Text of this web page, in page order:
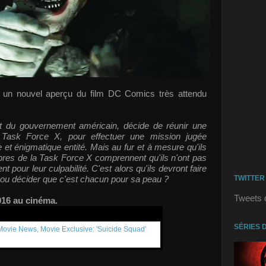
nouvel aperçu du film DC Comics très attendu
gouvernement américain, décide de réunir une
Force X, pour effectuer une mission jugée
énigmatique entité. Mais au fur et à mesure qu'ils
de la Task Force X comprennent qu'ils n'ont pas
pour leur culpabilité. C'est alors qu'ils devront faire
décider que c'est chacun pour sa peau ?
au cinéma.
News, Movie Exclusive: 'Suicide Squad'
TWITTER
Tweets
SÉRIES